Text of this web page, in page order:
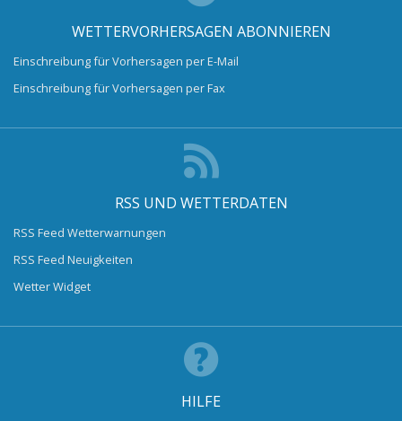
WETTERVORHERSAGEN ABONNIEREN
Einschreibung für Vorhersagen per E-Mail
Einschreibung für Vorhersagen per Fax
RSS UND WETTERDATEN
RSS Feed Wetterwarnungen
RSS Feed Neuigkeiten
Wetter Widget
HILFE